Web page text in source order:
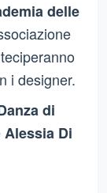
delle
i designer.
di
Alessia Di